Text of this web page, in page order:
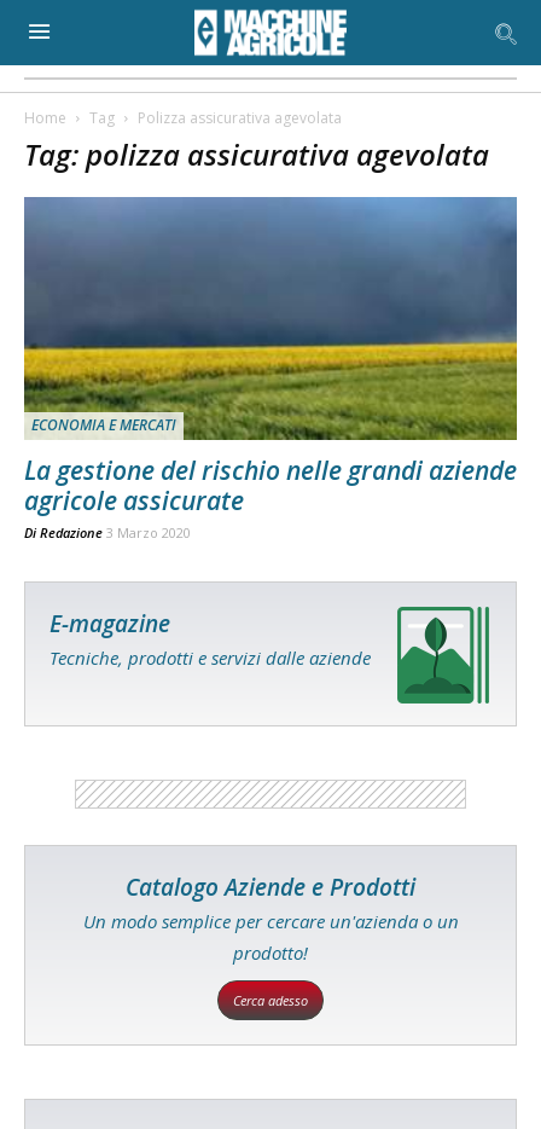
Home Tag Polizza assicurativa agevolata
Tag: polizza assicurativa agevolata
ECONOMIA E MERCATI
La gestione del rischio nelle grandi aziende
agricole assicurate
Di Redazione 3 Marzo 2020
E-magazine
Tecniche, prodotti e servizi dalle aziende
Catalogo Aziende e Prodotti
Un modo semplice per cercare un'azienda o un
prodotto!
Cerca adesso